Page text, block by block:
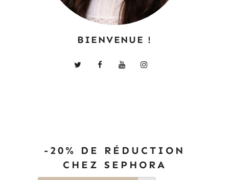
BIENVENUE !
-20% DE RÉDUCTION
CHEZ SEPHORA